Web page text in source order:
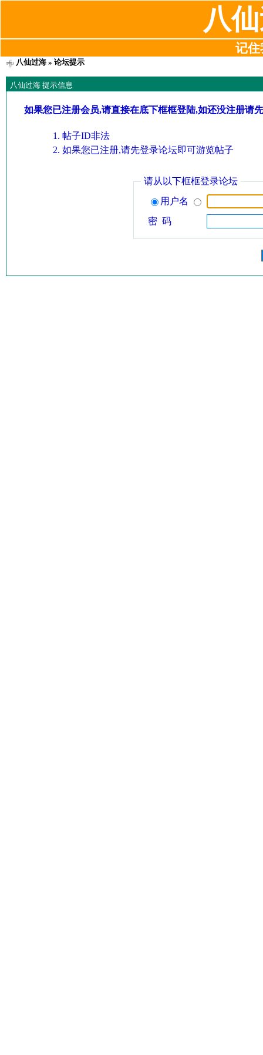
八
记住
八仙过海» 论坛提示
八仙过海 提示信息
如果您已注册会员,请直接在底下框框登陆,如还没注册请
帖子ID非法
如果您已注册,请先登录论坛即可游览帖子
请从以下框框登录论坛
用户名
密 码